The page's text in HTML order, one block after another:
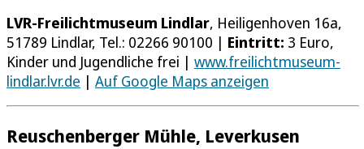
LVR-Freilichtmuseum Lindlar, Heiligenhoven 16a,
51789 Lindlar, Tel.: 02266 90100 | Eintritt: 3 Euro,
Kinder und Jugendliche frei | www.freilichtmuseum-
lindlar.lvr.de | Auf Google Maps anzeigen
Reuschenberger Mühle, Leverkusen